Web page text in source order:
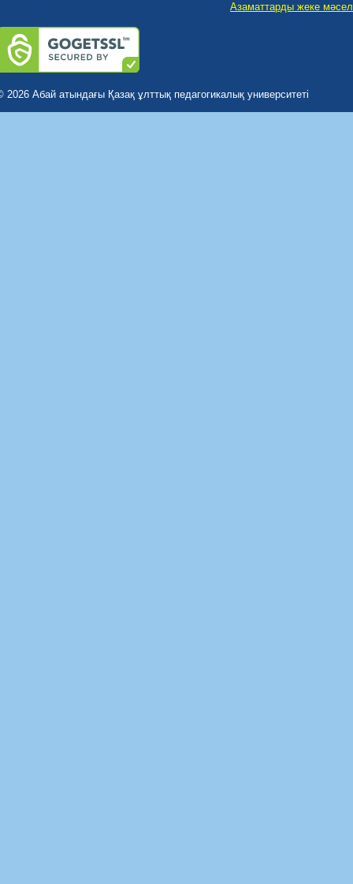
Азаматтарды жеке
2026 Абай атындағы Қазақ ұлттық педагогикалық университеті